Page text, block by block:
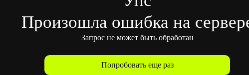
Произошла ошибка на
Запрос не может быть обработан
Попробовать еще раз